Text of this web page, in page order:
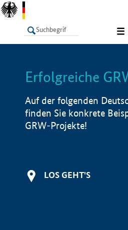
LISTE
Erfolgreiche
Auf der folgenden
finden Sie konkrete
GRW-Projekte!
LOS GEHT'S